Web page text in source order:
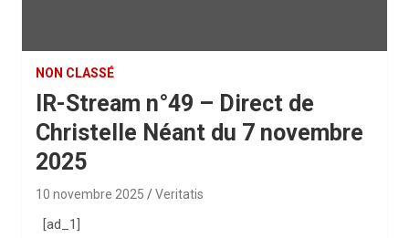
NON CLASSÉ
IR-Stream n°49 – Direct de
Christelle Néant du 7 novembre
2025
10 novembre 2025 Veritatis
[ad_1]